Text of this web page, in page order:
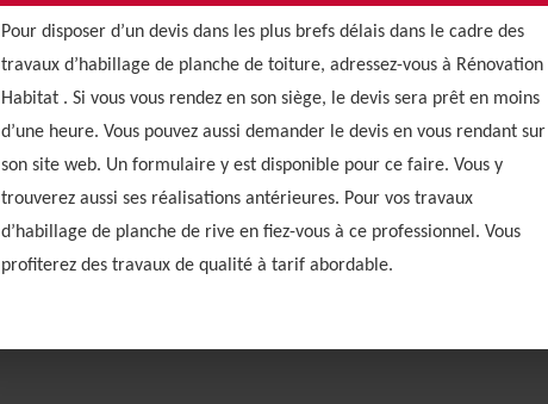
Pour disposer d’un devis dans les plus brefs délais dans le cadre des
travaux d’habillage de planche de toiture, adressez-vous à Rénovation
Habitat . Si vous vous rendez en son siège, le devis sera prêt en moins
d’une heure. Vous pouvez aussi demander le devis en vous rendant sur
son site web. Un formulaire y est disponible pour ce faire. Vous y
trouverez aussi ses réalisations antérieures. Pour vos travaux
d’habillage de planche de rive en fiez-vous à ce professionnel. Vous
profiterez des travaux de qualité à tarif abordable.